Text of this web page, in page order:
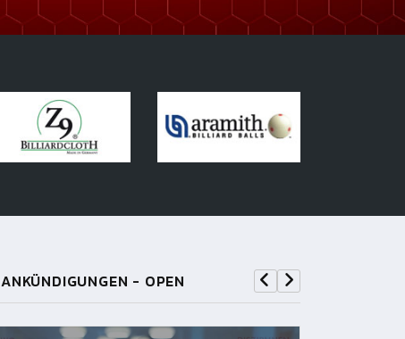
ANKÜNDIGUNGEN - OPEN